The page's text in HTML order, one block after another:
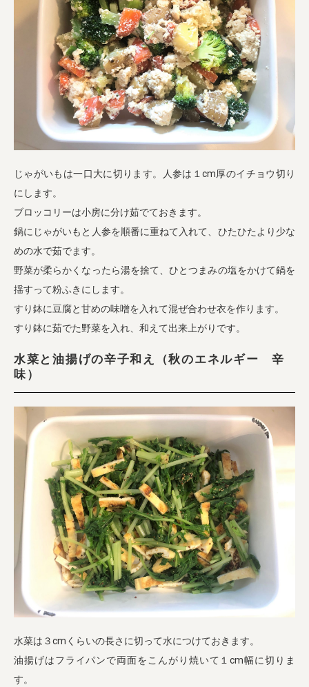
じゃがいもは一口大に切ります。人参は１cm厚のイチョウ切り
にします。
ブロッコリーは小房に分け茹でておきます。
鍋にじゃがいもと人参を順番に重ねて入れて、ひたひたより少な
めの水で茹でます。
野菜が柔らかくなったら湯を捨て、ひとつまみの塩をかけて鍋を
揺すって粉ふきにします。
すり鉢に豆腐と甘めの味噌を入れて混ぜ合わせ衣を作ります。
すり鉢に茹でた野菜を入れ、和えて出来上がりです。
水菜と油揚げの辛子和え（秋のエネルギー 辛
味）
水菜は３cmくらいの長さに切って水につけておきます。
油揚げはフライパンで両面をこんがり焼いて１cm幅に切りま
す。